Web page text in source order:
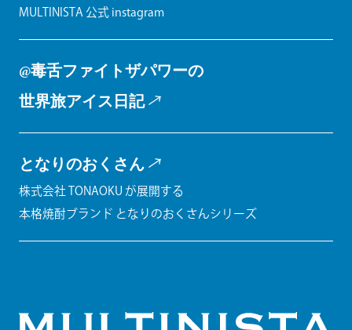
MULTINISTA 公式 instagram
@毒舌ファイトザパワーの
世界旅アイス日記
となりのおくさん
株式会社 TONAOKU が展開する
本格焼酎ブランド となりのおくさんシリーズ